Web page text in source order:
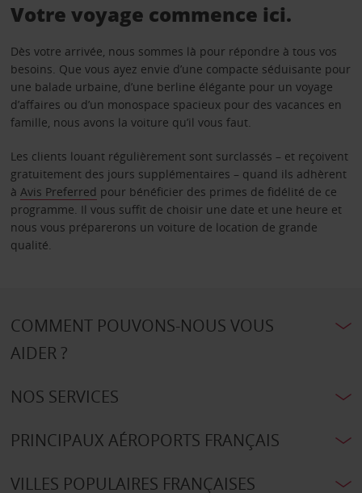
Votre voyage commence ici.
Dès votre arrivée, nous sommes là pour répondre à tous vos
besoins. Que vous ayez envie d’une compacte séduisante pour
une balade urbaine, d’une berline élégante pour un voyage
d’affaires ou d’un monospace spacieux pour des vacances en
famille, nous avons la voiture qu’il vous faut.
Les clients louant régulièrement sont surclassés – et reçoivent
gratuitement des jours supplémentaires – quand ils adhèrent
à Avis Preferred pour bénéficier des primes de fidélité de ce
programme. Il vous suffit de choisir une date et une heure et
nous vous préparerons un voiture de location de grande
qualité.
COMMENT POUVONS-NOUS VOUS
AIDER ?
NOS SERVICES
PRINCIPAUX AÉROPORTS FRANÇAIS
VILLES POPULAIRES FRANÇAISES